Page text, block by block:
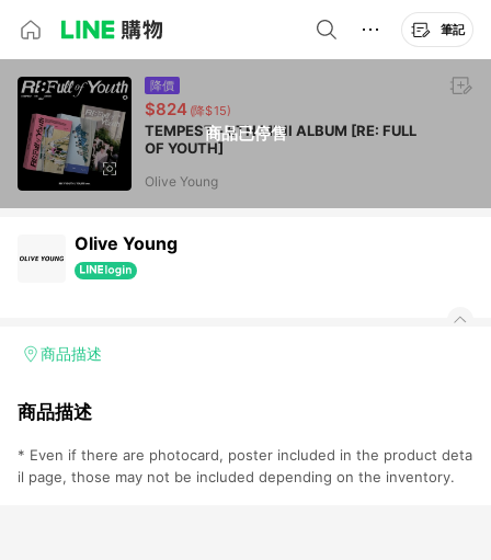
筆記
商品已停售
降價
$824 (降$15)
TEMPEST - 5TH MINI ALBUM [RE: FULL
OF YOUTH]
Olive Young
Olive Young
商品描述
商品描述
* Even if there are photocard, poster included in the product deta
il page, those may not be included depending on the inventory.